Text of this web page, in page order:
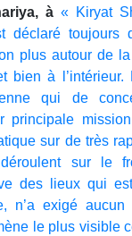
à « Kiryat
déclaré toujours
plus autour de
bien à l’intérieur.
qui de
principale
sur de très
sur le
des lieux qui
n’a exigé aucun
le plus visible